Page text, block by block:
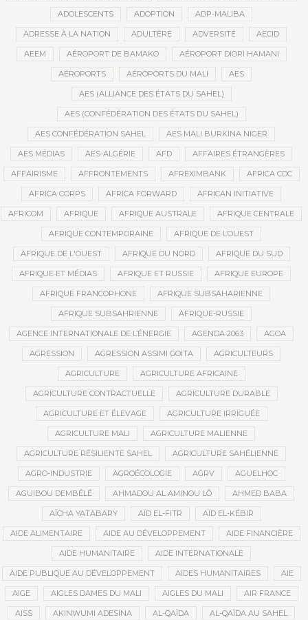
ADOLESCENTS ADOPTION ADP-MALIBA
ADRESSE À LA NATION ADULTÈRE ADVERSITÉ AECID
AEEM AÉROPORT DE BAMAKO AÉROPORT DIORI HAMANI
AÉROPORTS AÉROPORTS DU MALI AES
AES (ALLIANCE DES ÉTATS DU SAHEL)
AES (CONFÉDÉRATION DES ÉTATS DU SAHEL)
AES CONFÉDÉRATION SAHEL AES MALI BURKINA NIGER
AES MÉDIAS AES-ALGÉRIE AFD AFFAIRES ÉTRANGÈRES
AFFAIRISME AFFRONTEMENTS AFREXIMBANK AFRICA CDC
AFRICA CORPS AFRICA FORWARD AFRICAN INITIATIVE
AFRICOM AFRIQUE AFRIQUE AUSTRALE AFRIQUE CENTRALE
AFRIQUE CONTEMPORAINE AFRIQUE DE L’OUEST
AFRIQUE DE L'OUEST AFRIQUE DU NORD AFRIQUE DU SUD
AFRIQUE ET MÉDIAS AFRIQUE ET RUSSIE AFRIQUE EUROPE
AFRIQUE FRANCOPHONE AFRIQUE SUBSAHARIENNE
AFRIQUE SUBSAHRIENNE AFRIQUE-RUSSIE
AGENCE INTERNATIONALE DE L’ÉNERGIE AGENDA 2063 AGOA
AGRESSION AGRESSION ASSIMI GOITA AGRICULTEURS
AGRICULTURE AGRICULTURE AFRICAINE
AGRICULTURE CONTRACTUELLE AGRICULTURE DURABLE
AGRICULTURE ET ÉLEVAGE AGRICULTURE IRRIGUÉE
AGRICULTURE MALI AGRICULTURE MALIENNE
AGRICULTURE RÉSILIENTE SAHEL AGRICULTURE SAHÉLIENNE
AGRO-INDUSTRIE AGROÉCOLOGIE AGRV AGUELHOC
AGUIBOU DEMBÉLÉ AHMADOU AL AMINOU LÔ AHMED BABA
AÏCHA YATABARY AÏD EL-FITR AÏD EL-KÉBIR
AIDE ALIMENTAIRE AIDE AU DÉVELOPPEMENT AIDE FINANCIÈRE
AIDE HUMANITAIRE AIDE INTERNATIONALE
AIDE PUBLIQUE AU DÉVELOPPEMENT AIDES HUMANITAIRES AIE
AIGE AIGLES DAMES DU MALI AIGLES DU MALI AIR FRANCE
AISS AKINWUMI ADESINA AL-QAÏDA AL-QAÏDA AU SAHEL